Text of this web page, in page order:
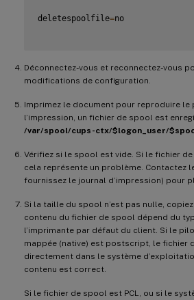
deletespoolfile=no
Déconnectez-vous et reconnectez-vous
modifications de configuration.
Imprimez le document pour reproduire le
l’impression, un fichier de spool est
/var/spool/cups-ctx/$logon_user/
Vérifiez si le spool est vide. Si le fichier
cela représente un problème. Contactez
fournissez le journal d’impression) pour
Si la taille du spool n’est pas nulle,
contenu du fichier de spool dépend du
l’imprimante par défaut du client. Si le
mappée (native) est postscript, le fichier
directement dans le système
contenu est correct.
Si le fichier de spool est PCL, ou si le